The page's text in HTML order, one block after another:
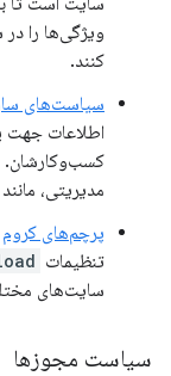
ویژگی‌ها را
کنند.
سیاست‌های
اطلاعات جهت
کسب‌وکارشان.
مدیریتی، مانند
پرچم‌های کروم
تنظیمات
سایت‌های
سیاست مجوزها